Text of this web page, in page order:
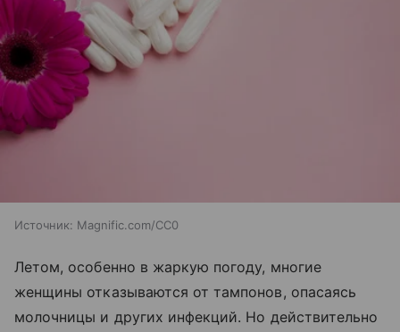
Источник: Magnific.com/CC0
Летом, особенно в жаркую погоду, многие
женщины отказываются от тампонов, опасаясь
молочницы и других инфекций. Но действительно